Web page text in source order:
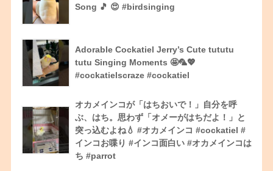
Song 🎵 😍 #birdsinging
Adorable Cockatiel Jerry’s Cute tututu
tutu Singing Moments 🤩🦜💖
#cockatielscraze #cockatiel
オカメインコが「はちおいで！」自分を呼
ぶ、はち。思わず「オメーがはちだよ！」と
突っ込むよね💧 #オカメインコ #cockatiel #
インコお喋り #インコ面白い #オカメインコは
ち #parrot